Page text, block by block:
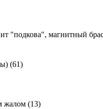
"подкова", магнитный
(61)
жалом (13)